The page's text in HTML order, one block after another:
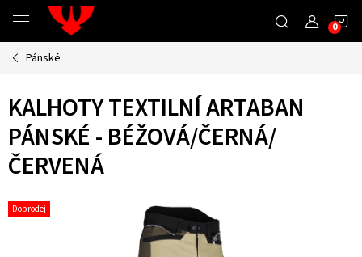
obsah
Pánské
KALHOTY TEXTILNÍ ARTABAN
PÁNSKÉ - BÉŽOVÁ/ČERNÁ/
ČERVENÁ
Doprodej